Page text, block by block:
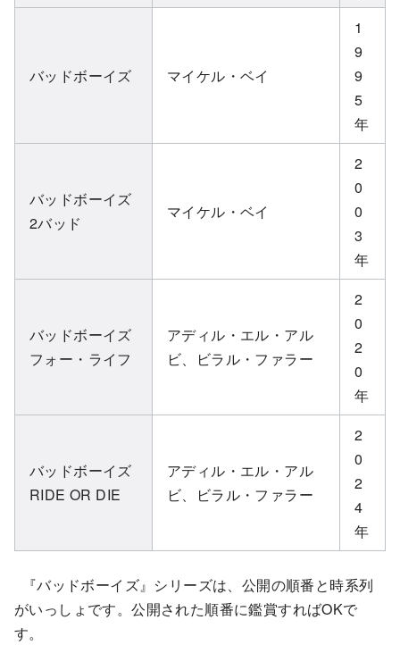
バッドボーイズ マイケル・ベイ
1
9
9
5
年
バッドボーイズ
2バッド
マイケル・ベイ
2
0
0
3
年
バッドボーイズ
フォー・ライフ
アディル・エル・アル
ビ、ビラル・ファラー
2
0
2
0
年
バッドボーイズ
RIDE OR DIE
アディル・エル・アル
ビ、ビラル・ファラー
2
0
2
4
年
『バッドボーイズ』シリーズは、公開の順番と時系列
がいっしょです。公開された順番に鑑賞すればOKで
す。